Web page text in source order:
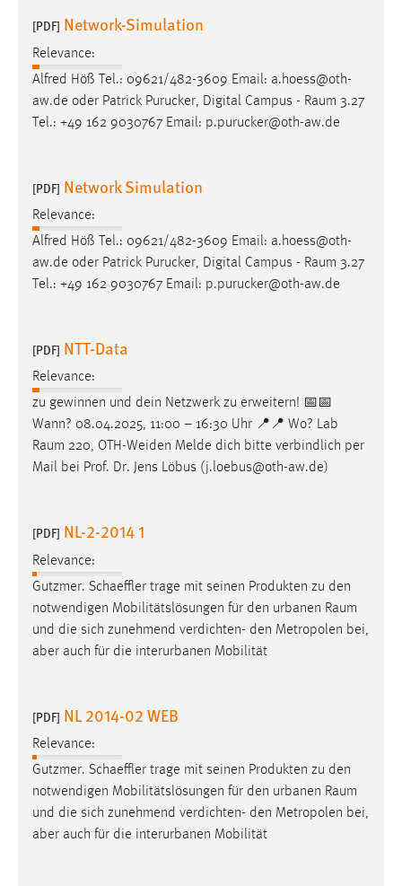
[PDF] Network-Simulation
Relevance:
Alfred Höß Tel.: 09621/482-3609 Email: a.hoess@oth-
aw.de oder Patrick Purucker, Digital Campus - Raum 3.27
Tel.: +49 162 9030767 Email: p.purucker@oth-aw.de
[PDF] Network Simulation
Relevance:
Alfred Höß Tel.: 09621/482-3609 Email: a.hoess@oth-
aw.de oder Patrick Purucker, Digital Campus - Raum 3.27
Tel.: +49 162 9030767 Email: p.purucker@oth-aw.de
[PDF] NTT-Data
Relevance:
zu gewinnen und dein Netzwerk zu erweitern! 📅📅
Wann? 08.04.2025, 11:00 – 16:30 Uhr 📍📍 Wo? Lab
Raum 220, OTH-Weiden Melde dich bitte verbindlich per
Mail bei Prof. Dr. Jens Löbus (j.loebus@oth-aw.de)
[PDF] NL-2-2014 1
Relevance:
Gutzmer. Schaeffler trage mit seinen Produkten zu den
notwendigen Mobilitätslösungen für den urbanen Raum
und die sich zunehmend verdichten- den Metropolen bei,
aber auch für die interurbanen Mobilität
[PDF] NL 2014-02 WEB
Relevance:
Gutzmer. Schaeffler trage mit seinen Produkten zu den
notwendigen Mobilitätslösungen für den urbanen Raum
und die sich zunehmend verdichten- den Metropolen bei,
aber auch für die interurbanen Mobilität